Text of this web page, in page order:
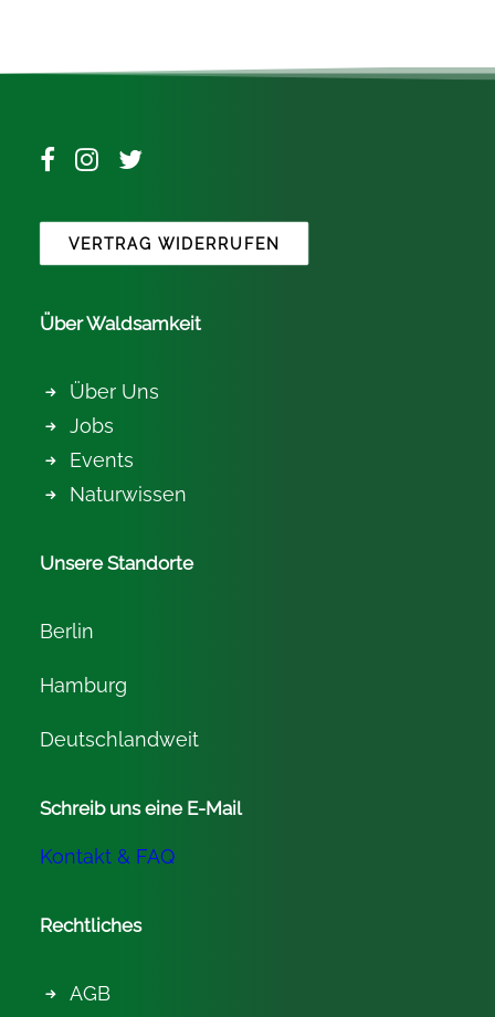
VERTRAG WIDERRUFEN
Über Waldsamkeit
Über Uns
Jobs
Events
Naturwissen
Unsere Standorte
Berlin
Hamburg
Deutschlandweit
Schreib uns eine E-Mail
Kontakt & FAQ
Rechtliches
AGB